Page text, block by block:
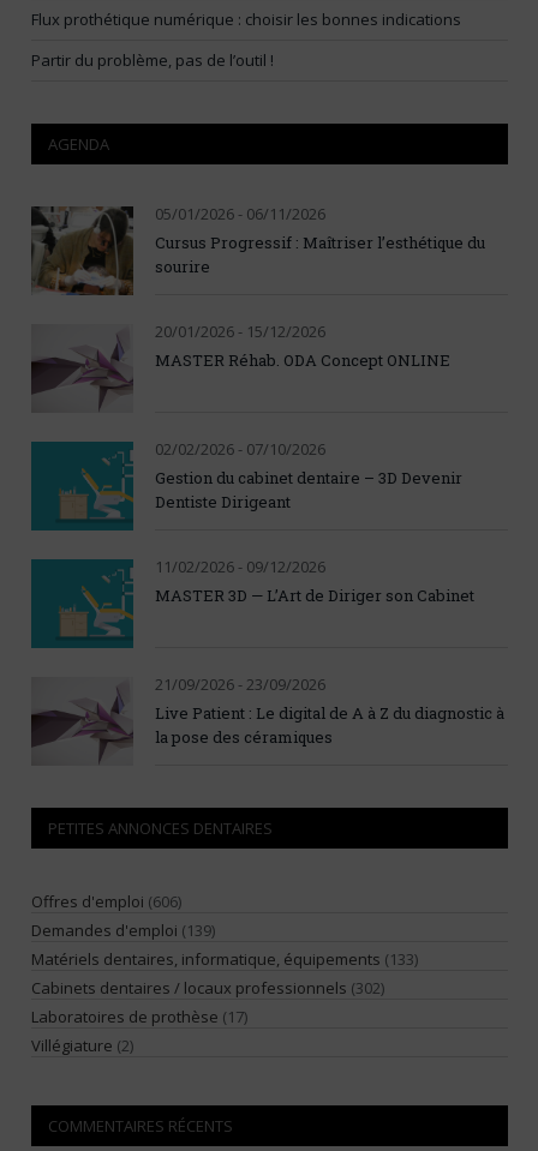
Flux prothétique numérique : choisir les bonnes indications
Partir du problème, pas de l’outil !
AGENDA
05/01/2026 - 06/11/2026
Cursus Progressif : Maîtriser l’esthétique du
sourire
20/01/2026 - 15/12/2026
MASTER Réhab. ODA Concept ONLINE
02/02/2026 - 07/10/2026
Gestion du cabinet dentaire – 3D Devenir
Dentiste Dirigeant
11/02/2026 - 09/12/2026
MASTER 3D — L’Art de Diriger son Cabinet
21/09/2026 - 23/09/2026
Live Patient : Le digital de A à Z du diagnostic à
la pose des céramiques
PETITES ANNONCES DENTAIRES
Offres d'emploi (606)
Demandes d'emploi (139)
Matériels dentaires, informatique, équipements (133)
Cabinets dentaires / locaux professionnels (302)
Laboratoires de prothèse (17)
Villégiature (2)
COMMENTAIRES RÉCENTS